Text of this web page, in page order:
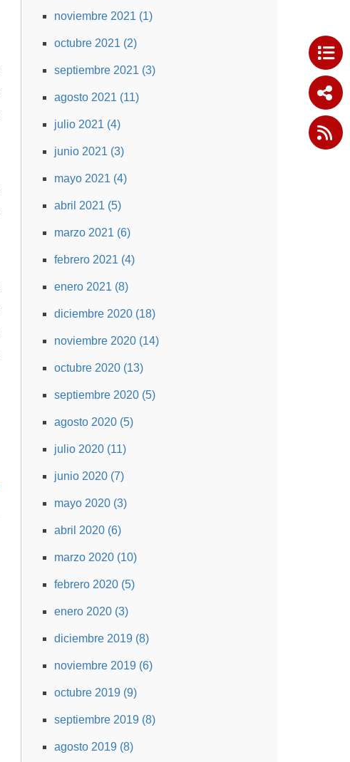
noviembre 2021 (1)
octubre 2021 (2)
septiembre 2021 (3)
agosto 2021 (11)
julio 2021 (4)
junio 2021 (3)
mayo 2021 (4)
abril 2021 (5)
marzo 2021 (6)
febrero 2021 (4)
enero 2021 (8)
diciembre 2020 (18)
noviembre 2020 (14)
octubre 2020 (13)
septiembre 2020 (5)
agosto 2020 (5)
julio 2020 (11)
junio 2020 (7)
mayo 2020 (3)
abril 2020 (6)
marzo 2020 (10)
febrero 2020 (5)
enero 2020 (3)
diciembre 2019 (8)
noviembre 2019 (6)
octubre 2019 (9)
septiembre 2019 (8)
agosto 2019 (8)